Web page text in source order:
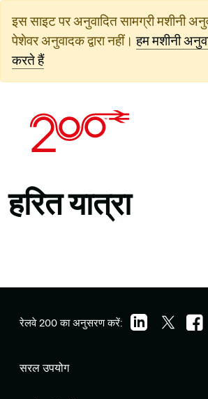
जाएं
इस साइट पर अनुवादित सामग्री मशीनी
पेशेवर अनुवादक द्वारा नहीं। हम मशीनी
करते हैं
हरित यात्रा
रेलवे 200 का अनुसरण करें:
सरल उपयोग